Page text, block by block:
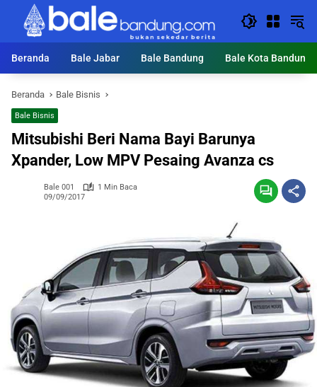
Langsung
konten
Beranda
Bale Jabar Bale Bandung Bale Kota Bandung
Beranda Bale Bisnis
Bale Bisnis
Mitsubishi Beri Nama Bayi Barunya
Xpander, Low MPV Pesaing Avanza cs
Bale 001
1 Min Baca
09/09/2017